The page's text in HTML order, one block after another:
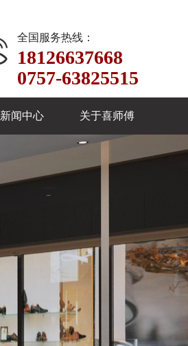
全国服务热线：
18126637668
0757-63825515
新闻中心 关于喜师傅